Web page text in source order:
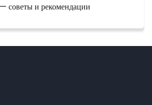
советы и рекомендации